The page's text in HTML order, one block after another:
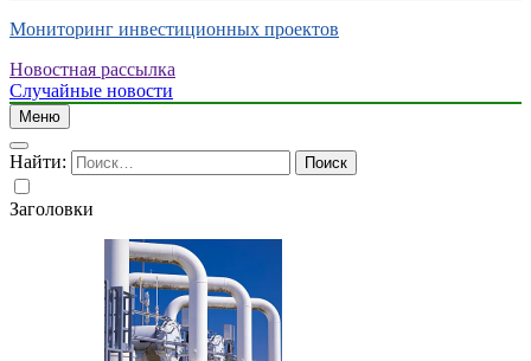
Мониторинг инвестиционных проектов
Новостная рассылка
Случайные новости
Меню
Найти:
Заголовки